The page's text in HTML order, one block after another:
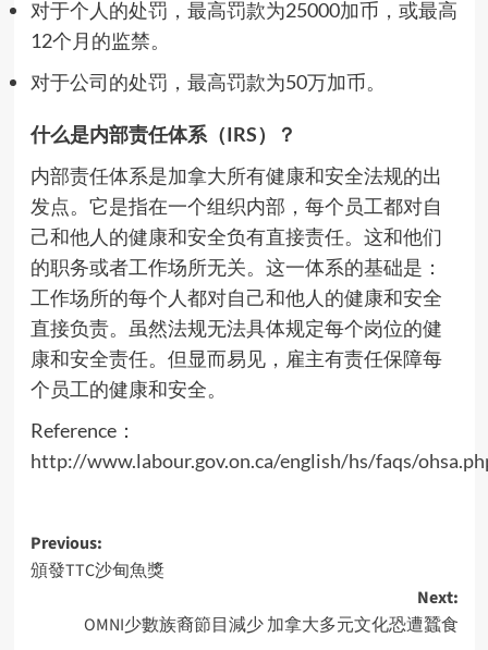
对于个人的处罚，最高罚款为25000加币，或最高
12个月的监禁。
对于公司的处罚，最高罚款为50万加币。
什么是内部责任体系（IRS）？
内部责任体系是加拿大所有健康和安全法规的出
发点。它是指在一个组织内部，每个员工都对自
己和他人的健康和安全负有直接责任。这和他们
的职务或者工作场所无关。这一体系的基础是：
工作场所的每个人都对自己和他人的健康和安全
直接负责。虽然法规无法具体规定每个岗位的健
康和安全责任。但显而易见，雇主有责任保障每
个员工的健康和安全。
Reference：
http://www.labour.gov.on.ca/english/hs/faqs/
Post
navigation
Previous:
頒發TTC沙甸魚獎
Next:
OMNI少數族裔節目減少 加拿大多元文化恐遭蠶食